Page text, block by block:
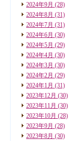
2024年9月 (28)
2024年8月 (31)
2024年7月 (31)
2024年6月 (30)
2024年5月 (29)
2024年4月 (30)
2024年3月 (30)
2024年2月 (29)
2024年1月 (31)
2023年12月 (30)
2023年11月 (30)
2023年10月 (28)
2023年9月 (28)
2023年8月 (30)